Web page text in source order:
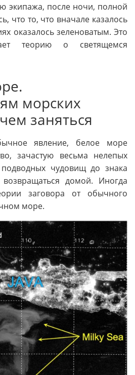
экипажа, после ночи, полной
что то, что вначале казалось
оказалось зеленоватым. Это
теорию о светящемся
морских
заняться
явление, белое море
зачастую весьма нелепых
чудовищ до знака
домой. Иногда
заговора от обычного
море.